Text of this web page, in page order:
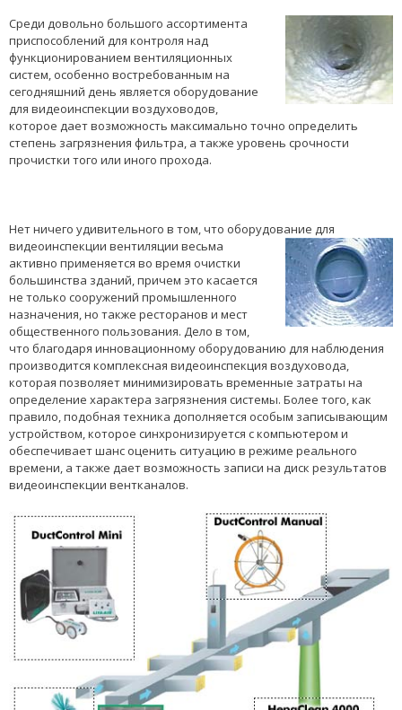
Среди довольно большого ассортимента
приспособлений для контроля над
функционированием вентиляционных
систем, особенно востребованным на
сегодняшний день является оборудование
для видеоинспекции воздуховодов,
которое дает возможность максимально точно определить
степень загрязнения фильтра, а также уровень срочности
прочистки того или иного прохода.
Нет ничего удивительного в том, что оборудование для
видеоинспекции вентиляции весьма
активно применяется во время очистки
большинства зданий, причем это касается
не только сооружений промышленного
назначения, но также ресторанов и мест
общественного пользования. Дело в том,
что благодаря инновационному оборудованию для наблюдения
производится комплексная видеоинспекция воздуховода,
которая позволяет минимизировать временные затраты на
определение характера загрязнения системы. Более того, как
правило, подобная техника дополняется особым записывающим
устройством, которое синхронизируется с компьютером и
обеспечивает шанс оценить ситуацию в режиме реального
времени, а также дает возможность записи на диск результатов
видеоинспекции вентканалов.